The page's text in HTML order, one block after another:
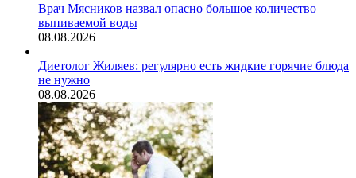
Врач Мясников назвал опасно большое количество
выпиваемой воды
08.08.2026
Диетолог Жиляев: регулярно есть жидкие горячие блюда
не нужно
08.08.2026